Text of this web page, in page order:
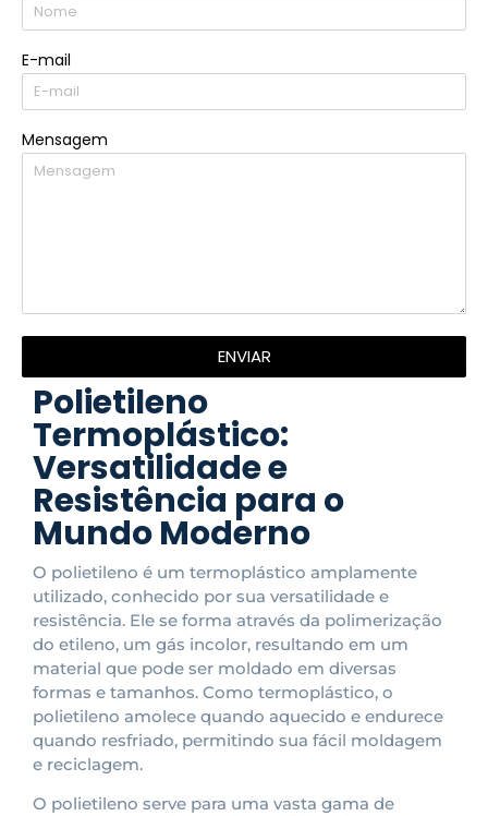
E-mail
Mensagem
ENVIAR
Polietileno
Termoplástico:
Versatilidade e
Resistência para o
Mundo Moderno
O polietileno é um termoplástico amplamente
utilizado, conhecido por sua versatilidade e
resistência. Ele se forma através da polimerização
do etileno, um gás incolor, resultando em um
material que pode ser moldado em diversas
formas e tamanhos. Como termoplástico, o
polietileno amolece quando aquecido e endurece
quando resfriado, permitindo sua fácil moldagem
e reciclagem.
O polietileno serve para uma vasta gama de